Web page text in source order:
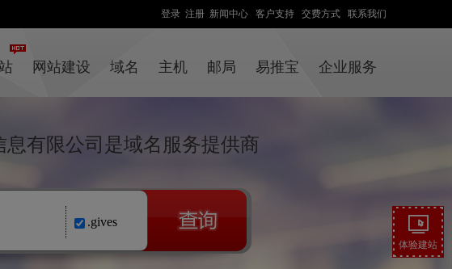
登录 注册 新闻中心 客户支持 交费方式 联系我们
网站建设 域名 主机 邮局 易推宝 企业服务
有限公司是域名服务提供商
.gives
体验建站